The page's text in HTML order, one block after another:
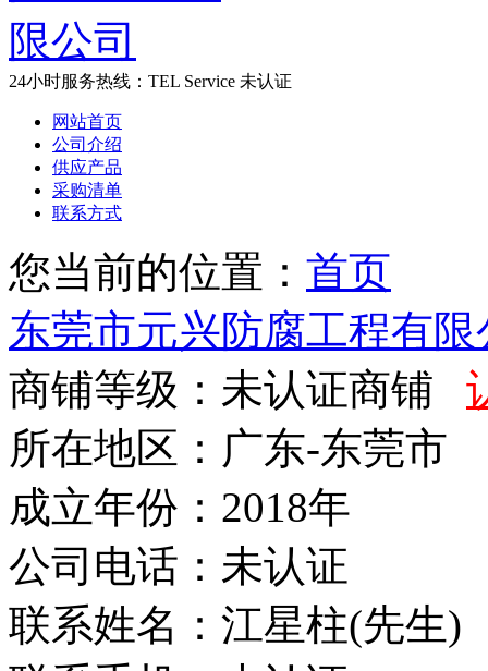
24小时服务热线： TEL Service 未认证
网站首页
公司介绍
供应产品
采购清单
联系方式
您当前的位置： 首页
东莞市元兴防腐工程有限
商铺等级：未认证商铺
所在地区：广东-东莞市
成立年份：2018年
公司电话： 未认证
联系姓名：江星柱(先生)